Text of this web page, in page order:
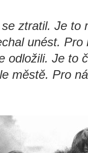
ztratil. Je to
unést.
odložili. Je to
městě. Pro